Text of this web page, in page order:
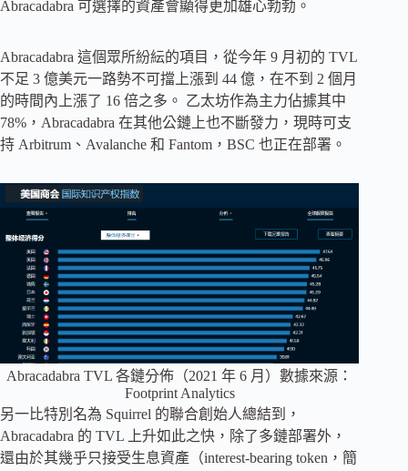
Abracadabra 可選擇的資產會顯得更加雄心勃勃。
Abracadabra 這個眾所紛紜的項目，從今年 9 月初的 TVL
不足 3 億美元一路勢不可擋上漲到 44 億，在不到 2 個月
的時間內上漲了 16 倍之多。 乙太坊作為主力佔據其中
78%，Abracadabra 在其他公鏈上也不斷發力，現時可支
持 Arbitrum、Avalanche 和 Fantom，BSC 也正在部署。
Abracadabra TVL 各鏈分佈（2021 年 6 月）數據來源：
Footprint Analytics
另一比特別名為 Squirrel 的聯合創始人總結到，
Abracadabra 的 TVL 上升如此之快，除了多鏈部署外，
還由於其幾乎只接受生息資產（interest-bearing token，簡